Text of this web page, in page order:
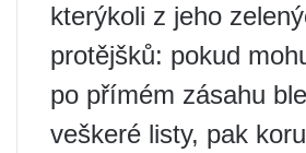
kterýkoli z jeho
protějšků: pokud
po přímém zásahu
veškeré listy, pak